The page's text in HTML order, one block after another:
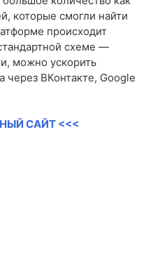
которые смогли найти
происходит
схеме —
можно ускорить
ВКонтакте, Google
САЙТ <<<